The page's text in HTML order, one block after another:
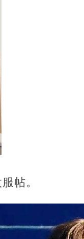
帖。